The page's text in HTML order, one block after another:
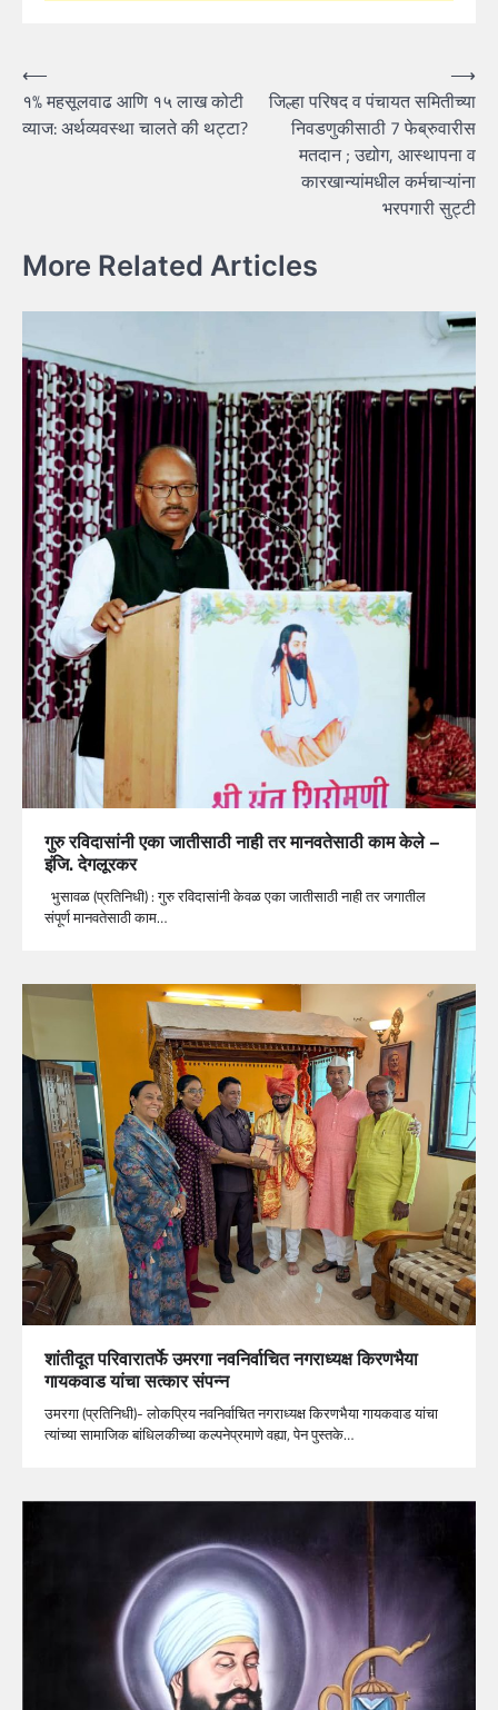
Post
navigation
⟵
१% महसूलवाढ आणि १५ लाख कोटी
व्याज: अर्थव्यवस्था चालते की थट्टा?
जिल्हा परिषद व पंचायत समितीच्या
निवडणुकीसाठी 7 फेब्रुवारीस
मतदान ; उद्योग, आस्थापना व
कारखान्यांमधील कर्मचाऱ्यांना
भरपगारी सुट्टी
⟶
More Related Articles
गुरु रविदासांनी एका जातीसाठी नाही तर मानवतेसाठी काम केले –
इंजि. देगलूरकर
भुसावळ (प्रतिनिधी) : गुरु रविदासांनी केवळ एका जातीसाठी नाही तर जगातील
संपूर्ण मानवतेसाठी काम…
शांतीदूत परिवारातर्फे उमरगा नवनिर्वाचित नगराध्यक्ष किरणभैया
गायकवाड यांचा सत्कार संपन्न
उमरगा (प्रतिनिधी)- लोकप्रिय नवनिर्वाचित नगराध्यक्ष किरणभैया गायकवाड यांचा
त्यांच्या सामाजिक बांधिलकीच्या कल्पनेप्रमाणे वह्या, पेन पुस्तके…